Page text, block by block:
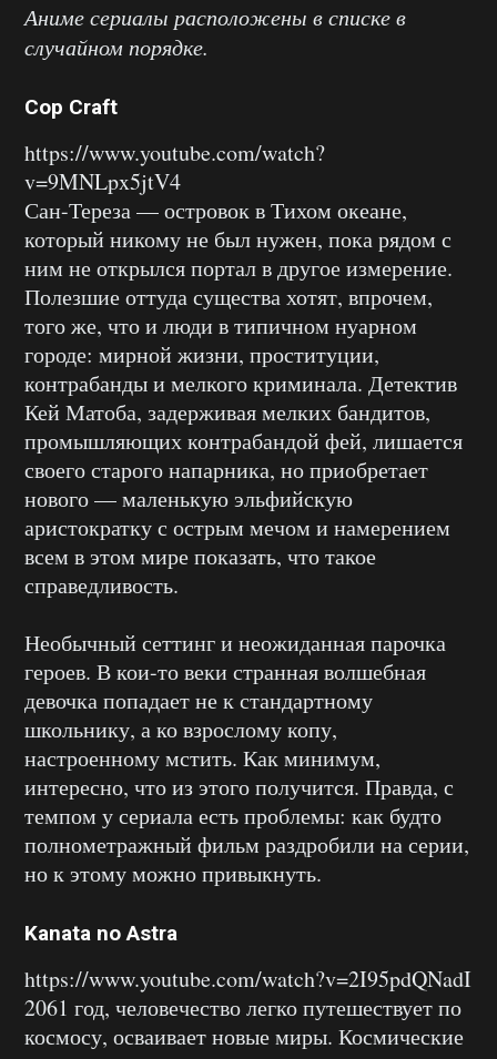
Аниме сериалы расположены в списке в
случайном порядке.
Cop Craft
https://www.youtube.com/watch?
v=9MNLpx5jtV4
Сан-Тереза — островок в Тихом океане,
который никому не был нужен, пока рядом с
ним не открылся портал в другое измерение.
Полезшие оттуда существа хотят, впрочем,
того же, что и люди в типичном нуарном
городе: мирной жизни, проституции,
контрабанды и мелкого криминала. Детектив
Кей Матоба, задерживая мелких бандитов,
промышляющих контрабандой фей, лишается
своего старого напарника, но приобретает
нового — маленькую эльфийскую
аристократку с острым мечом и намерением
всем в этом мире показать, что такое
справедливость.
Необычный сеттинг и неожиданная парочка
героев. В кои-то веки странная волшебная
девочка попадает не к стандартному
школьнику, а ко взрослому копу,
настроенному мстить. Как минимум,
интересно, что из этого получится. Правда, с
темпом у сериала есть проблемы: как будто
полнометражный фильм раздробили на серии,
но к этому можно привыкнуть.
Kanata no Astra
https://www.youtube.com/watch?v=2I95pdQNadI
2061 год, человечество легко путешествует по
космосу, осваивает новые миры. Космические